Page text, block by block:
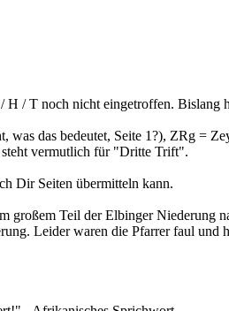
/ T noch nicht eingetroffen. Bislang
das bedeutet, Seite 1?), ZRg =
vermutlich für "Dritte Trift".
Dir Seiten übermitteln kann.
großem Teil der Elbinger
Leider waren die Pfarrer faul und